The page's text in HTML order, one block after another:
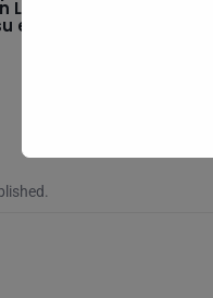
ex pareja la